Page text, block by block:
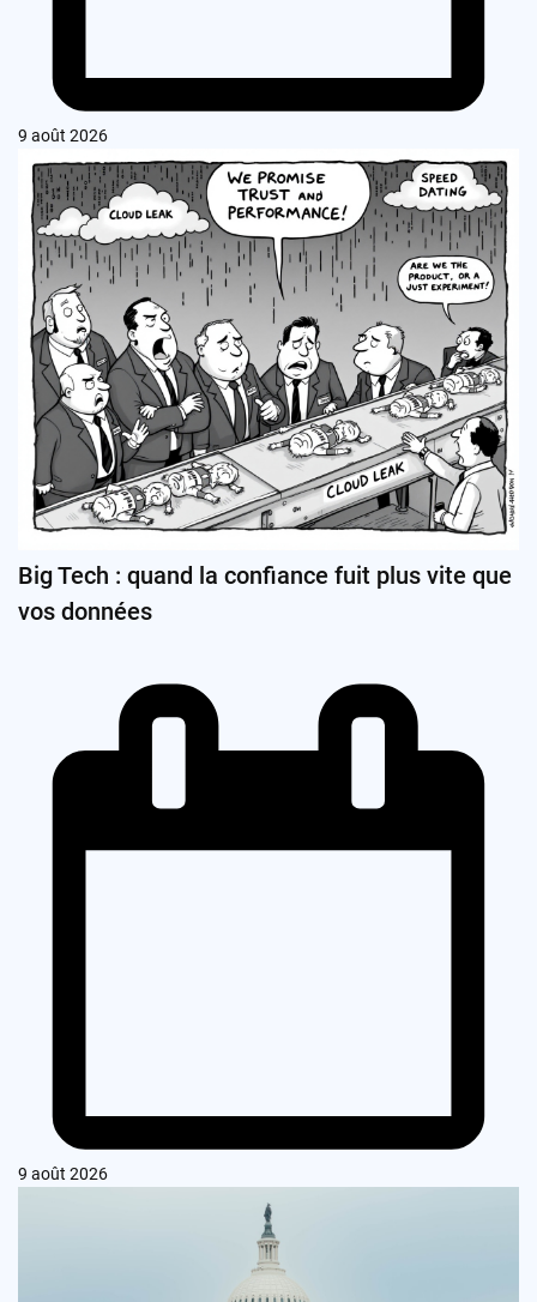
9 août 2026
Big Tech : quand la confiance fuit plus vite que
vos données
9 août 2026